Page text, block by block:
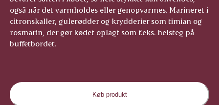
også når det varmholdes eller genopvarmes. Marineret i
citronskaller, gulerødder og krydderier som timian og
rosmarin, der gør kødet oplagt som f.eks. helsteg på
buffetbordet.
Køb produkt